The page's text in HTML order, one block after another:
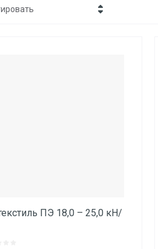
ПЭ 18,0 – 25,0 кН/